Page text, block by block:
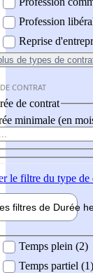
Profession
Reprise
de types de
CONTRAT
de contrat
minimale (en
le filtre du type de
filtres de Durée
Temps plein (2)
Temps partiel (1)